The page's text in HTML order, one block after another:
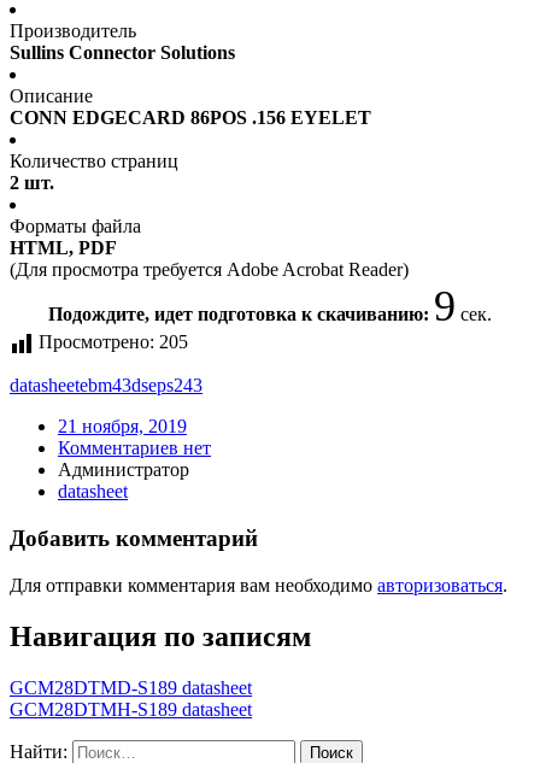
Производитель
Sullins Connector Solutions
Описание
CONN EDGECARD 86POS .156 EYELET
Количество страниц
2 шт.
Форматы файла
HTML, PDF
(Для просмотра требуется Adobe Acrobat Reader)
Подождите, идет подготовка к скачиванию: 9 сек.
Просмотрено: 205
datasheetebm43dseps243
21 ноября, 2019
Комментариев нет
Администратор
datasheet
Добавить комментарий
Для отправки комментария вам необходимо авторизоваться.
Навигация по записям
GCM28DTMD-S189 datasheet
GCM28DTMH-S189 datasheet
Найти: